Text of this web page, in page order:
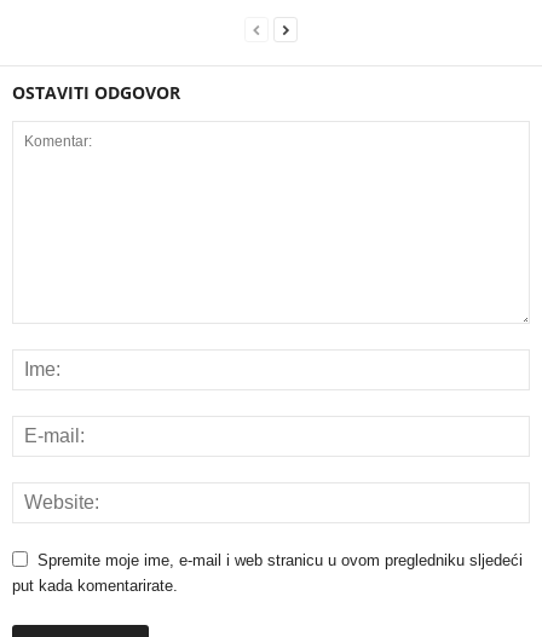
OSTAVITI ODGOVOR
Spremite moje ime, e-mail i web stranicu u ovom pregledniku sljedeći
put kada komentarirate.